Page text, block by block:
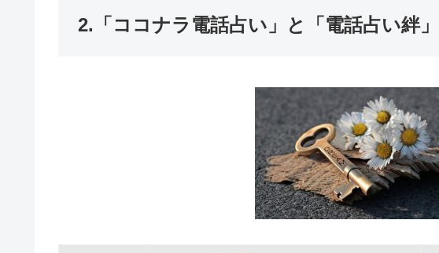
2.「ココナラ電話占い」と「電話占い絆